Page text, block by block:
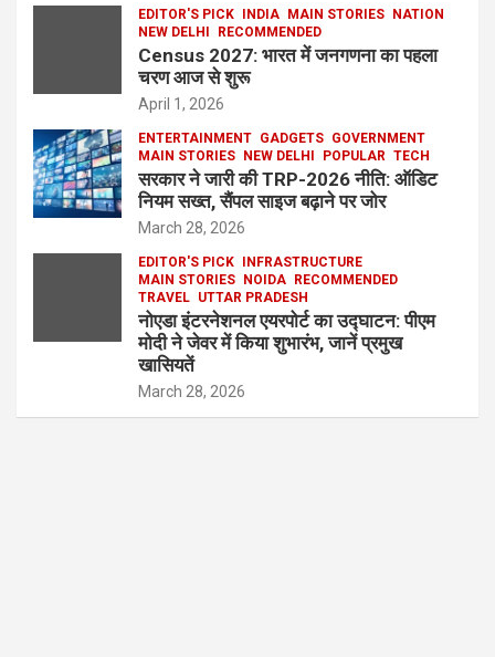
EDITOR'S PICK INDIA MAIN STORIES
NATION
NEW DELHI
RECOMMENDED
Census 2027: भारत में जनगणना का पहला
चरण आज से शुरू
April 1, 2026
ENTERTAINMENT GADGETS GOVERNMENT
MAIN STORIES
NEW DELHI POPULAR TECH
सरकार ने जारी की TRP-2026 नीति: ऑडिट
नियम सख्त, सैंपल साइज बढ़ाने पर जोर
March 28, 2026
EDITOR'S PICK
INFRASTRUCTURE
MAIN STORIES
NOIDA
RECOMMENDED
TRAVEL UTTAR PRADESH
नोएडा इंटरनेशनल एयरपोर्ट का उद्घाटन: पीएम
मोदी ने जेवर में किया शुभारंभ, जानें प्रमुख
खासियतें
March 28, 2026